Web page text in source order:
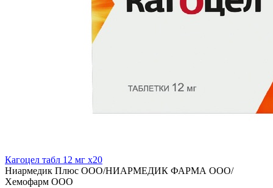
Кагоцел табл 12 мг x20
Ниармедик Плюс ООО/НИАРМЕДИК ФАРМА ООО/
Хемофарм ООО